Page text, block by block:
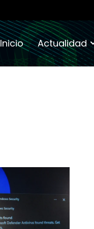
Inicio Actualidad